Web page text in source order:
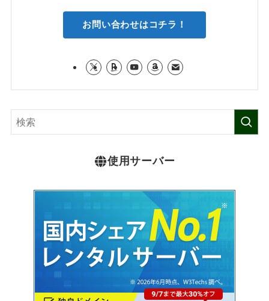
お問い合わせはコチラ！
使用サーバー